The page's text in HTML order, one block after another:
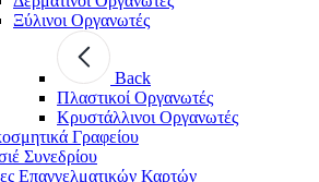
Ξύλινοι Οργανωτές
Back
Πλαστικοί Οργανωτές
Κρυστάλλινοι Οργανωτές
Γραφείου
Συνεδρίου
Επαγγελματικών Καρτών